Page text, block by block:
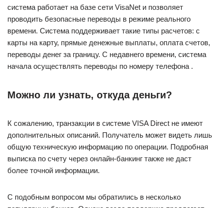
система работает на базе сети VisaNet и позволяет
проводить безопасные переводы в режиме реального
времени. Система поддерживает такие типы расчетов: с
карты на карту, прямые денежные выплаты, оплата счетов,
переводы денег за границу. С недавнего времени, система
начала осуществлять переводы по номеру телефона .
Можно ли узнать, откуда деньги?
К сожалению, транзакции в системе VISA Direct не имеют
дополнительных описаний. Получатель может видеть лишь
общую техническую информацию по операции. Подробная
выписка по счету через онлайн-банкинг также не даст
более точной информации.
С подобным вопросом мы обратились в несколько